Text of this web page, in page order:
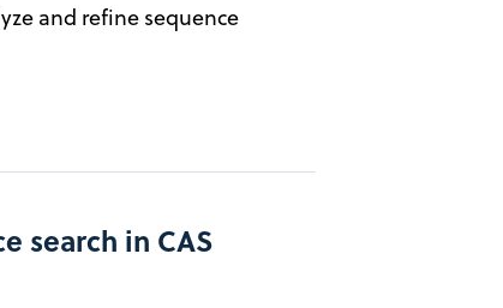
and refine sequence
search in CAS